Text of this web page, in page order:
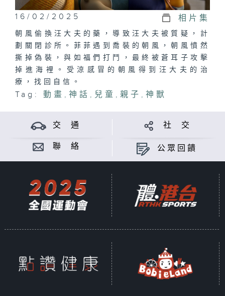
16/02/2025 相片集
朝風偷換汪大夫的藥，導致汪大夫被質疑，計
劃關閉診所。菲菲遇到喬裝的朝風，朝風憤然
撕掉偽裝，與如福們打鬥，最終被蒼耳子攻擊
掉進海裡。受涼感冒的朝風得到汪大夫的治
療，找回自信。
Tag: 動畫 ,神話 , 兒童 ,親子 ,神獸
交 通 社 交
聯 絡 公眾回饋